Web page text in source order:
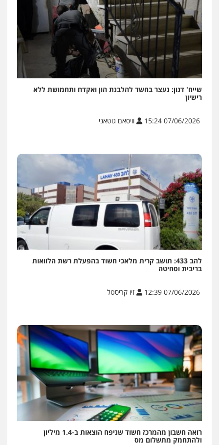
שייח' דנון: נעצר בחשד להלבנת הון ואקדח ותחמושת ללא
רישיון
07/06/2026 15:24 וויסאם גוטאני
להב 433: תושב קרית מלאכי חשוד בהפעלת רשת הלוואות
בריבית וסחיטה
07/06/2026 12:39 זיו קריסטל
רואה חשבון מהמרכז חשוד שניפח הוצאות ב-1.4 מיליון
ולהתחמק מתשלום מס